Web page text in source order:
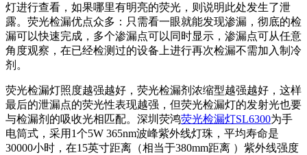
灯进行查看，如果哪里有明亮的荧光，则说明此处发生了泄
露。荧光检漏优点众多：只需看一眼就能发现渗漏，彻底的检
漏可以快速完成，多个渗漏点可以同时显示，渗漏点可从任意
角度观察，在已经检测过的设备上进行再次检漏不需加入制冷
剂。
荧光检漏灯照度越强越好，荧光检漏剂浓缩型越强越好，这样
最后的泄漏点的荧光性表现越强，但荧光检漏灯的发射光也要
与检漏剂的吸收光相匹配。深圳荧鸿荧光检漏灯SL6300为手
电筒式，采用1个5W 365nm波峰紫外线灯珠，平均寿命是
30000小时，在15英寸距离（相当于380mm距离 ）紫外线强度